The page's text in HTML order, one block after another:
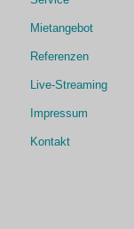
Mietangebot
Referenzen
Live-Streaming
Impressum
Kontakt